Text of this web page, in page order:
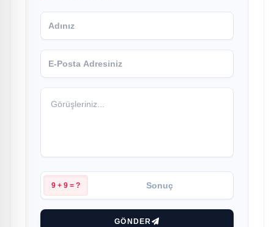
9 + 9 = ?
GÖNDER